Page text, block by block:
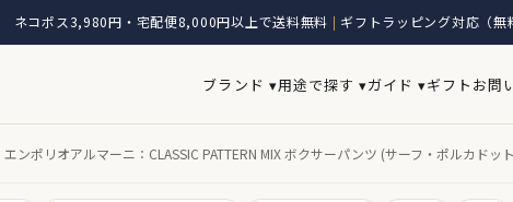
ネコポス3,980円・宅配便8,000円以上で送料無料 | ギフトラッピング対応（無
ブランド ▾用途で探す ▾ガイド ▾ギフト お問
エンポリオアルマーニ：CLASSIC PATTERN MIX ボクサーパンツ (サーフ・ポルカドッ